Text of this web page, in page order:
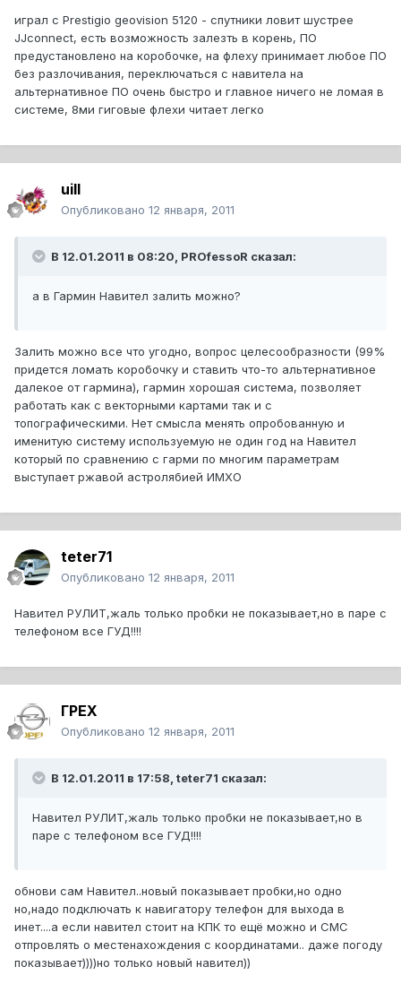
играл с Prestigio geovision 5120 - спутники ловит шустрее
JJconnect, есть возможность залезть в корень, ПО
предустановлено на коробочке, на флеху принимает любое ПО
без разлочивания, переключаться с навитела на
альтернативное ПО очень быстро и главное ничего не ломая в
системе, 8ми гиговые флехи читает легко
uill
Опубликовано 12 января, 2011
В 12.01.2011 в 08:20, PROfessoR сказал:
а в Гармин Навител залить можно?
Залить можно все что угодно, вопрос целесообразности (99%
придется ломать коробочку и ставить что-то альтернативное
далекое от гармина), гармин хорошая система, позволяет
работать как с векторными картами так и с
топографическими. Нет смысла менять опробованную и
именитую систему используемую не один год на Навител
который по сравнению с гарми по многим параметрам
выступает ржавой астролябией ИМХО
teter71
Опубликовано 12 января, 2011
Навител РУЛИТ,жаль только пробки не показывает,но в паре с
телефоном все ГУД!!!!
ГРЕХ
Опубликовано 12 января, 2011
В 12.01.2011 в 17:58, teter71 сказал:
Навител РУЛИТ,жаль только пробки не показывает,но в
паре с телефоном все ГУД!!!!
обнови сам Навител..новый показывает пробки,но одно
но,надо подключать к навигатору телефон для выхода в
инет....а если навител стоит на КПК то ещё можно и СМС
отпровлять о местенахождения с координатами.. даже погоду
показывает))))но только новый навител))